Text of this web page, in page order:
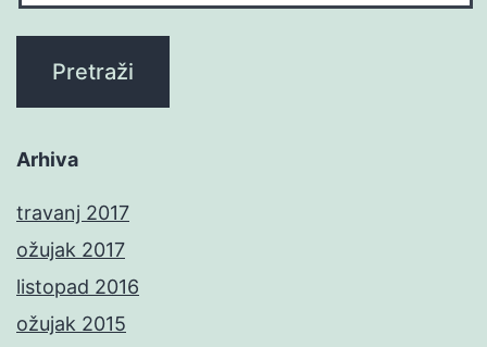
Arhiva
travanj 2017
ožujak 2017
listopad 2016
ožujak 2015